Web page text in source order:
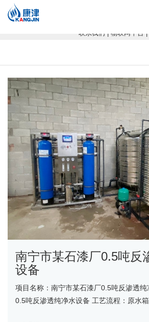
康津水处理：专注软化水设备、反渗透设备、超
备！
联系我们 | 物联网平台 |
南宁市某石漆厂0.5吨反
设备
项目名称：南宁市某石漆厂0.5吨反渗透纯净水设备
0.5吨反渗透纯净水设备 工艺流程：原水箱-原水泵-石英砂过滤